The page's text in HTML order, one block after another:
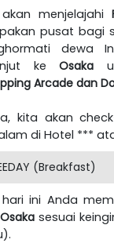
menjelajahi
pusat bagi
dewa
keOsaka
Arcade dan
kita akan
di Hotel ***
(Breakfast)
ini Anda
Osaka sesuai